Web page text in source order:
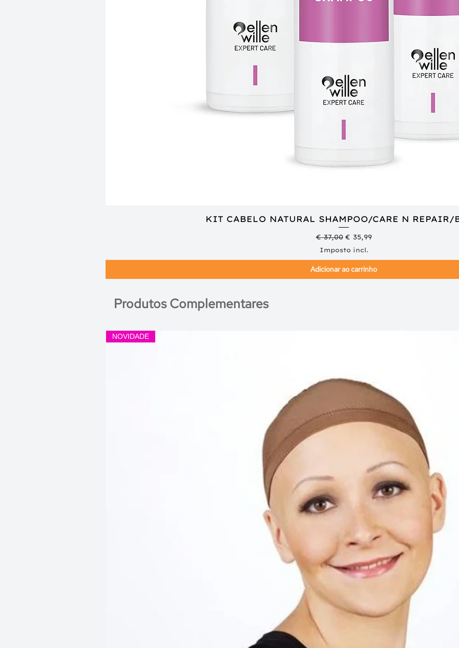
Visualização rápida
KIT CABELO NATURAL SHAMPOO/CARE N REPAIR/
Preço normal
€ 37,00 Preço promocional
€ 35,99
Imposto incl.
Adicionar ao carrinho
Produtos Complementares
NOVIDADE